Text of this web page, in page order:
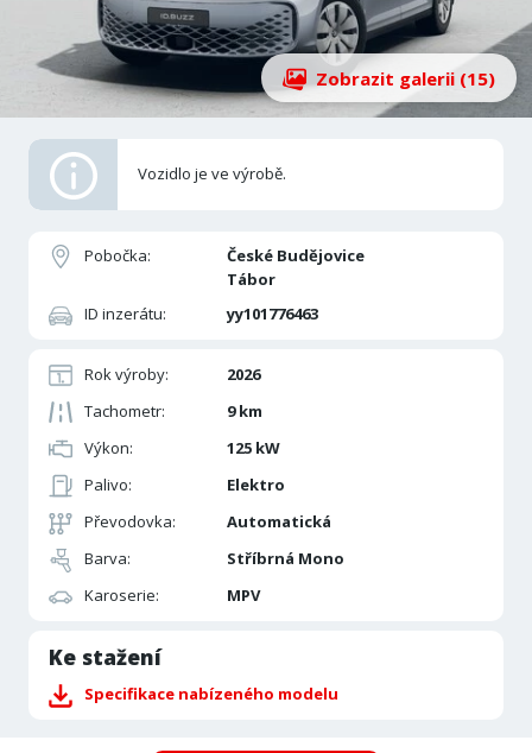
Pobočka:
České Budějovice
Tábor
ID inzerátu:
yy101776463
Rok výroby:
2026
Tachometr:
9 km
Výkon:
125 kW
Palivo:
Elektro
Převodovka:
Automatická
Barva:
Stříbrná Mono
Karoserie:
MPV
Ke stažení
Specifikace nabízeného modelu
Zobrazit galerii (15)
Vozidlo je ve výrobě.